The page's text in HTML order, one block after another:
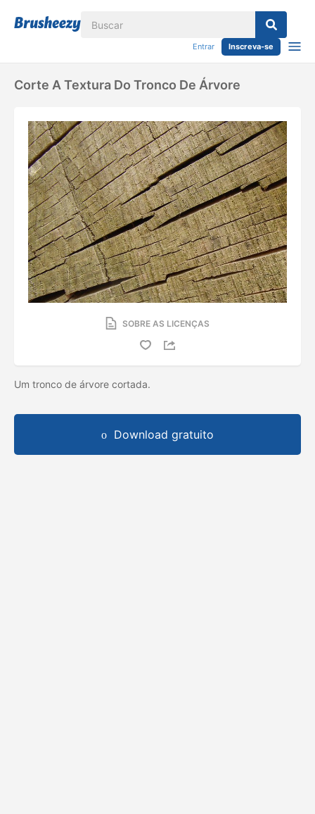
Entrar Inscreva-se
Corte A Textura Do Tronco De Árvore
SOBRE AS LICENÇAS
Um tronco de árvore cortada.
Download gratuito